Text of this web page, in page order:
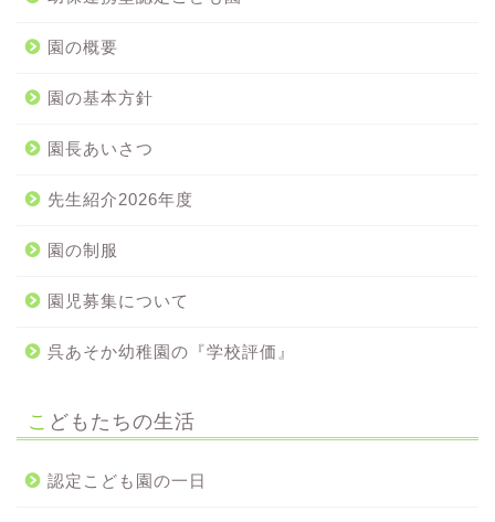
園の概要
園の基本方針
園長あいさつ
先生紹介2026年度
園の制服
園児募集について
呉あそか幼稚園の『学校評価』
こどもたちの生活
認定こども園の一日